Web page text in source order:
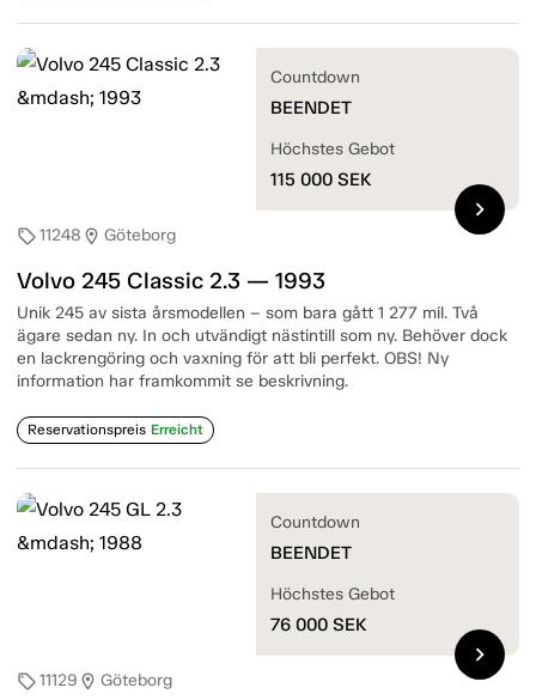
sell11248 location_on Göteborg
Volvo 245 Classic 2.3 — 1993
Unik 245 av sista årsmodellen – som bara gått 1 277 mil. Två
ägare sedan ny. In och utvändigt nästintill som ny. Behöver dock
en lackrengöring och vaxning för att bli perfekt. OBS! Ny
information har framkommit se beskrivning.
Reservationspreis Erreicht
Countdown
BEENDET
Höchstes Gebot
115 000 SEK
chevron_right
sell11129 location_on Göteborg
Countdown
BEENDET
Höchstes Gebot
76 000 SEK
chevron_right